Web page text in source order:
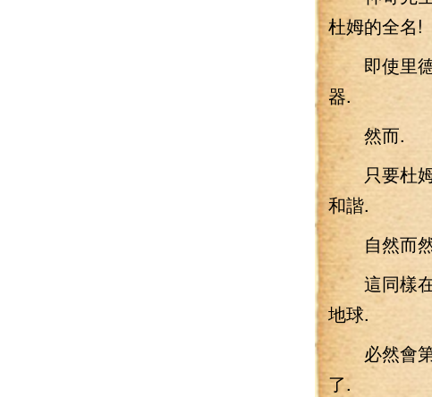
杜姆的全名!
即使里德
器.
然而.
只要杜姆
和諧.
自然而然
這同樣在神
地球.
必然會第一
了.